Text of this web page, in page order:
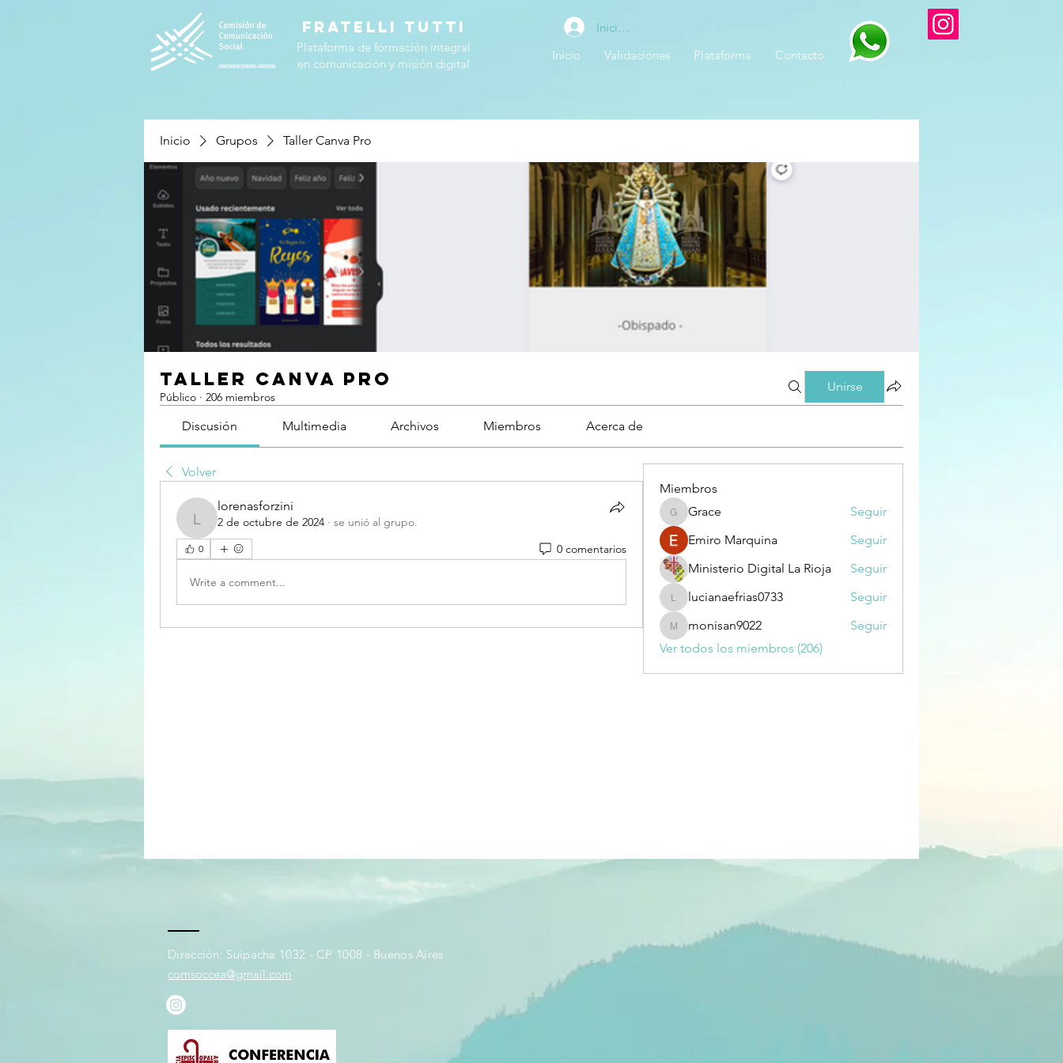
FRATELLI TUTTI
Plataforma de formación integral
en comunicación y misión digital
Iniciar sesión
Inicio
Validaciones Plataforma Contacto
Inicio Grupos Taller Canva Pro
Taller Canva Pro
Público · 206 miembros
Unirse
Discusión Multimedia Archivos Miembros Acerca de
Volver
lorenasforzini
lorenasforzini
2 de octubre de 2024 · se unió al grupo.
0 0 comentarios
Write a comment...
Miembros
Grace
Grace
Seguir
Emiro Marquina
Seguir
Ministerio Digital La Rioja
Seguir
lucianaefrias0733
lucianaefrias0733 Seguir
monisan9022
monisan9022
Seguir
Ver todos los miembros (206)
Dirección: Suipacha 1032 - CP 1008 - Buenos Aires​
comsoccea@gmail.com